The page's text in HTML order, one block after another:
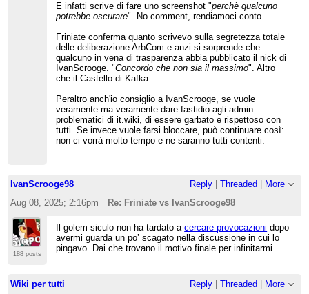
E infatti scrive di fare uno screenshot "perchè qualcuno
potrebbe oscurare". No comment, rendiamoci conto.
Friniate conferma quanto scrivevo sulla segretezza totale
delle deliberazione ArbCom e anzi si sorprende che
qualcuno in vena di trasparenza abbia pubblicato il nick di
IvanScrooge. "Concordo che non sia il massimo". Altro
che il Castello di Kafka.
Peraltro anch'io consiglio a IvanScrooge, se vuole
veramente ma veramente dare fastidio agli admin
problematici di it.wiki, di essere garbato e rispettoso con
tutti. Se invece vuole farsi bloccare, può continuare così:
non ci vorrà molto tempo e ne saranno tutti contenti.
IvanScrooge98 Reply| Threaded
More
Aug 08, 2025; 2:16pm
Re: Friniate vs IvanScrooge98
188 posts
Il golem siculo non ha tardato acercare provocazioni dopo
avermi guarda un po’ scagato nella discussione in cui lo
pingavo. Dai che trovano il motivo finale per infinitarmi.
Wiki per tutti Reply| Threaded
More